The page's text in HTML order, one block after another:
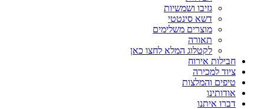
גזיבו ושמשיות
דשא סינטטי
מוצרים משלימים
תאורה
לקטלוג המלא לחצו כאן
חבילות אירוח
ציוד למכירה
טיפים והמלצות
אודותינו
דברו איתנו